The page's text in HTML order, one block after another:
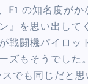
F1 の知名度がか
』を思い出して
戦闘機パイロッ
ズもそうでした
スでも同じだと